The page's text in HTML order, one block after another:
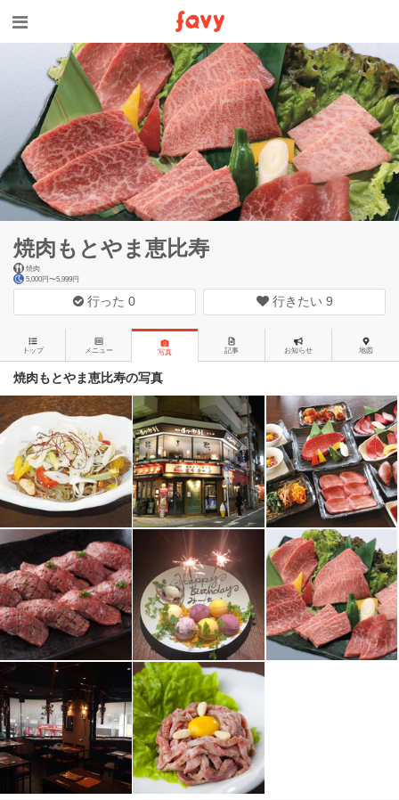
焼肉もとやま恵比寿
焼肉
5,000円〜5,999円
行った0 行きたい 9
トップ メニュー 写真 記事 お知らせ 地図
焼肉もとやま恵比寿の写真